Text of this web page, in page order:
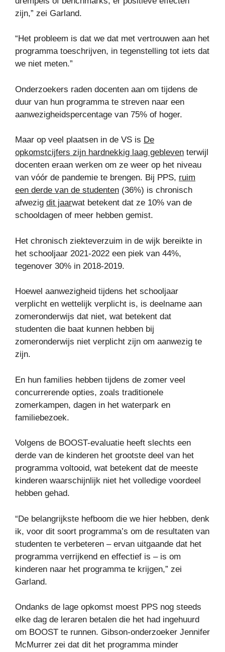
zijn,” zei Garland.
“Het probleem is dat we dat met vertrouwen aan het
programma toeschrijven, in tegenstelling tot iets dat
we niet meten.”
Onderzoekers raden docenten aan om tijdens de
duur van hun programma te streven naar een
aanwezigheidspercentage van 75% of hoger.
Maar op veel plaatsen in de VS is De
opkomstcijfers zijn hardnekkig laag gebleven terwijl
docenten eraan werken om ze weer op het niveau
van vóór de pandemie te brengen. Bij PPS, ruim
een ​​derde van de studenten (36%) is chronisch
afwezig dit jaarwat betekent dat ze 10% van de
schooldagen of meer hebben gemist.
Het chronisch ziekteverzuim in de wijk bereikte in
het schooljaar 2021-2022 een piek van 44%,
tegenover 30% in 2018-2019.
Hoewel aanwezigheid tijdens het schooljaar
verplicht en wettelijk verplicht is, is deelname aan
zomeronderwijs dat niet, wat betekent dat
studenten die baat kunnen hebben bij
zomeronderwijs niet verplicht zijn om aanwezig te
zijn.
En hun families hebben tijdens de zomer veel
concurrerende opties, zoals traditionele
zomerkampen, dagen in het waterpark en
familiebezoek.
Volgens de BOOST-evaluatie heeft slechts een
derde van de kinderen het grootste deel van het
programma voltooid, wat betekent dat de meeste
kinderen waarschijnlijk niet het volledige voordeel
hebben gehad.
“De belangrijkste hefboom die we hier hebben, denk
ik, voor dit soort programma’s om de resultaten van
studenten te verbeteren – ervan uitgaande dat het
programma verrijkend en effectief is – is om
kinderen naar het programma te krijgen,” zei
Garland.
Ondanks de lage opkomst moest PPS nog steeds
elke dag de leraren betalen die het had ingehuurd
om BOOST te runnen. Gibson-onderzoeker Jennifer
McMurrer zei dat dit het programma minder